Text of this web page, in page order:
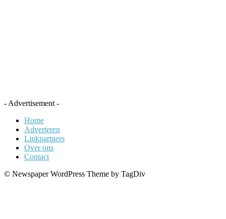
- Advertisement -
Home
Adverteren
Linkpartners
Over ons
Contact
© Newspaper WordPress Theme by TagDiv